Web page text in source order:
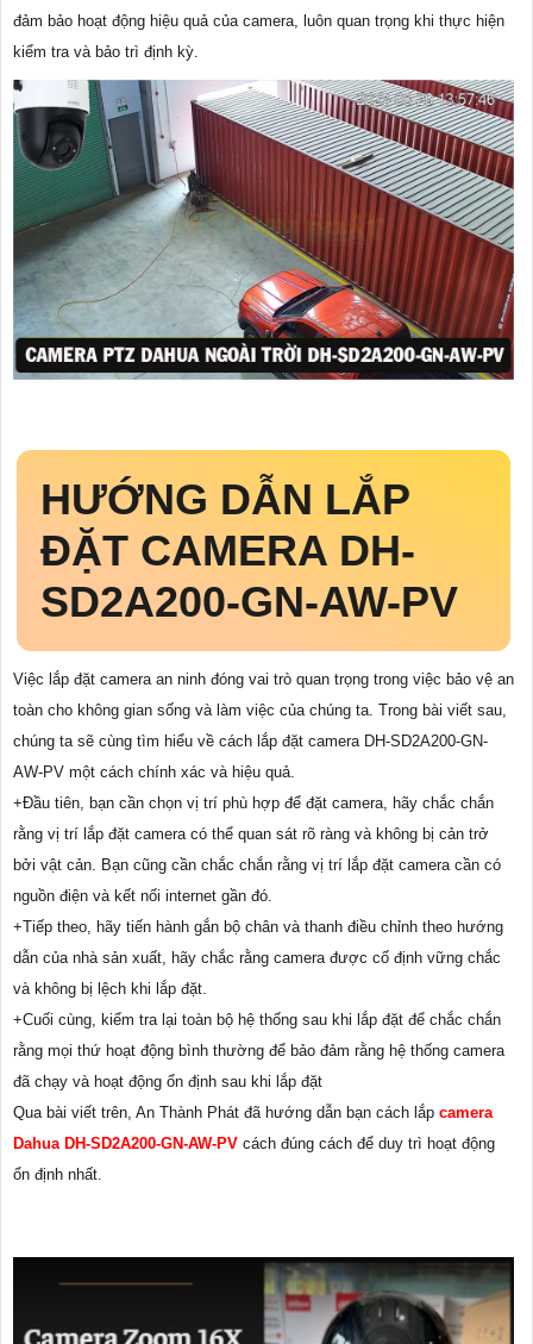
đảm bảo hoạt động hiệu quả của camera, luôn quan trọng khi thực hiện
kiểm tra và bảo trì định kỳ.
HƯỚNG DẪN LẮP
ĐẶT CAMERA DH-
SD2A200-GN-AW-PV
Việc lắp đặt camera an ninh đóng vai trò quan trọng trong việc bảo vệ an
toàn cho không gian sống và làm việc của chúng ta. Trong bài viết sau,
chúng ta sẽ cùng tìm hiểu về cách lắp đặt camera DH-SD2A200-GN-
AW-PV một cách chính xác và hiệu quả.
+Đầu tiên, bạn cần chọn vị trí phù hợp để đặt camera, hãy chắc chắn
rằng vị trí lắp đặt camera có thể quan sát rõ ràng và không bị cản trở
bởi vật cản. Bạn cũng cần chắc chắn rằng vị trí lắp đặt camera cần có
nguồn điện và kết nối internet gần đó.
+Tiếp theo, hãy tiến hành gắn bộ chân và thanh điều chỉnh theo hướng
dẫn của nhà sản xuất, hãy chắc rằng camera được cố định vững chắc
và không bị lệch khi lắp đặt.
+Cuối cùng, kiểm tra lại toàn bộ hệ thống sau khi lắp đặt để chắc chắn
rằng mọi thứ hoạt động bình thường để bảo đảm rằng hệ thống camera
đã chạy và hoạt động ổn định sau khi lắp đặt
Qua bài viết trên, An Thành Phát đã hướng dẫn bạn cách lắp camera
Dahua DH-SD2A200-GN-AW-PV cách đúng cách để duy trì hoạt động
ổn định nhất.